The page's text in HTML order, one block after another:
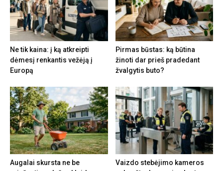
Ne tik kaina: į ką atkreipti
dėmesį renkantis vežėją į
Europą
Pirmas būstas: ką būtina
žinoti dar prieš pradedant
žvalgytis buto?
Augalai skursta ne be
Vaizdo stebėjimo kameros